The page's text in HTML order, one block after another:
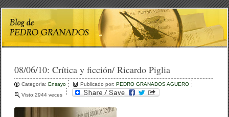
08/06/10:Crítica y ficción/ Ricardo Piglia
Categoría:Ensayo Publicado por:PEDRO GRANADOS AGUERO
Visto:2944 veces